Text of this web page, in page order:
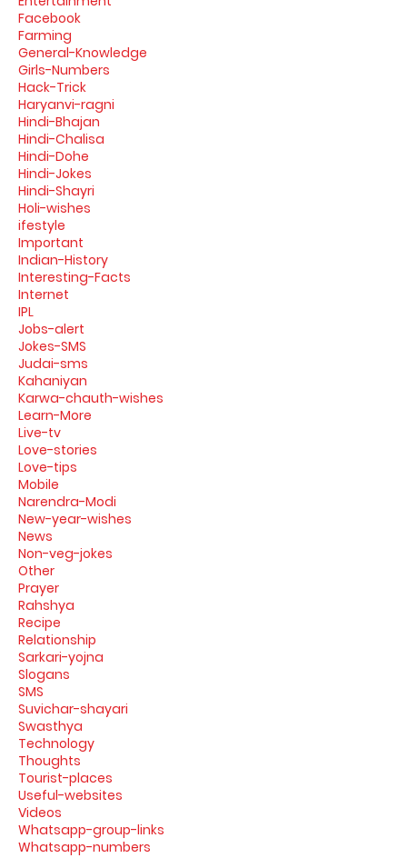
Facebook
Farming
General-Knowledge
Girls-Numbers
Hack-Trick
Haryanvi-ragni
Hindi-Bhajan
Hindi-Chalisa
Hindi-Dohe
Hindi-Jokes
Hindi-Shayri
Holi-wishes
ifestyle
Important
Indian-History
Interesting-Facts
Internet
IPL
Jobs-alert
Jokes-SMS
Judai-sms
Kahaniyan
Karwa-chauth-wishes
Learn-More
Live-tv
Love-stories
Love-tips
Mobile
Narendra-Modi
New-year-wishes
News
Non-veg-jokes
Other
Prayer
Rahshya
Recipe
Relationship
Sarkari-yojna
Slogans
SMS
Suvichar-shayari
Swasthya
Technology
Thoughts
Tourist-places
Useful-websites
Videos
Whatsapp-group-links
Whatsapp-numbers